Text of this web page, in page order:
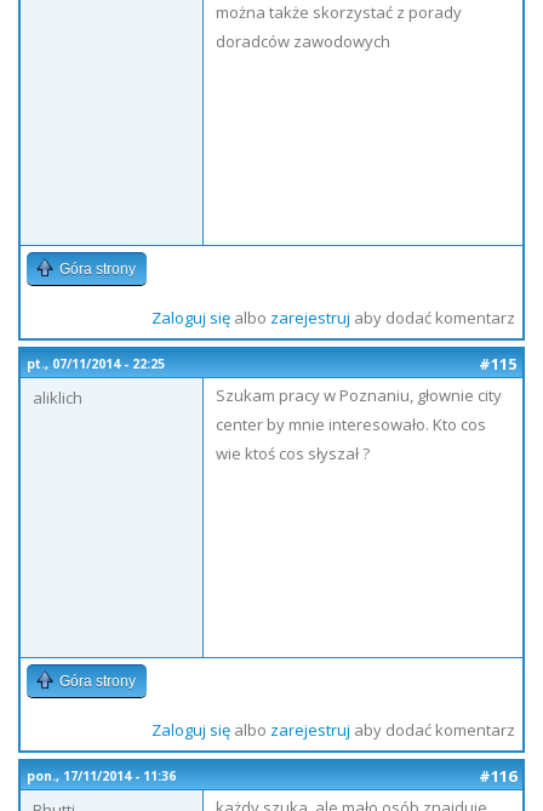
można także skorzystać z porady
doradców zawodowych
Góra strony
Zaloguj sięalbo zarejestruj aby dodać komentarz
pt., 07/11/2014 - 22:25
#115
aliklich
Szukam pracy w Poznaniu, głownie city
center by mnie interesowało. Kto cos
wie ktoś cos słyszał ?
Góra strony
Zaloguj sięalbo zarejestruj aby dodać komentarz
pon., 17/11/2014 - 11:36
#116